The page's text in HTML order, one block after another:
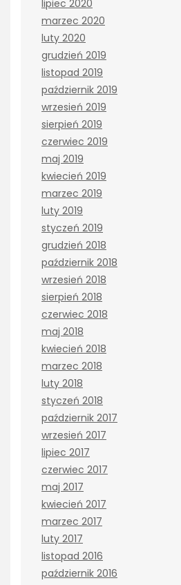
lipiec 2020
marzec 2020
luty 2020
grudzień 2019
listopad 2019
październik 2019
wrzesień 2019
sierpień 2019
czerwiec 2019
maj 2019
kwiecień 2019
marzec 2019
luty 2019
styczeń 2019
grudzień 2018
październik 2018
wrzesień 2018
sierpień 2018
czerwiec 2018
maj 2018
kwiecień 2018
marzec 2018
luty 2018
styczeń 2018
październik 2017
wrzesień 2017
lipiec 2017
czerwiec 2017
maj 2017
kwiecień 2017
marzec 2017
luty 2017
listopad 2016
październik 2016